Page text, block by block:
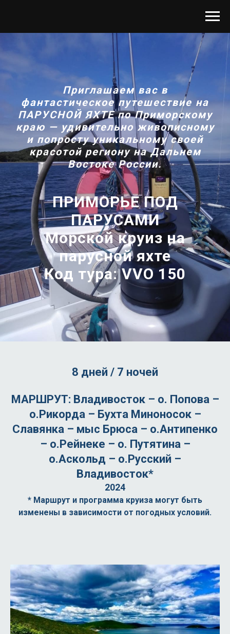
Приглашаем вас в
фантастическое путешествие на
ПАРУСНОЙ ЯХТЕ по Приморскому
краю — удивительно живописному
и попросту уникальному своей
красотой региону на Дальнем
Востоке России.
ПРИМОРЬЕ ПОД
ПАРУСАМИ
Морской круиз на
парусной яхте
Код тура: VVO 150
8 дней / 7 ночей
МАРШРУТ: Владивосток – о. Попова –
о.Рикорда – Бухта Миноносок –
Славянка – мыс Брюса – о.Антипенко
– о.Рейнеке – о. Путятина –
о.Аскольд – о.Русский –
Владивосток*
2024
* Маршрут и программа круиза могут быть
изменены в зависимости от погодных условий.